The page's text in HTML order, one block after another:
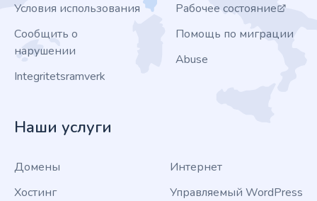
Условия использования
Сообщить о
нарушении
Integritetsramverk
Рабочее состояние
Помощь по миграции
Abuse
Наши услуги
Домены
Хостинг
Интернет
Управляемый WordPress